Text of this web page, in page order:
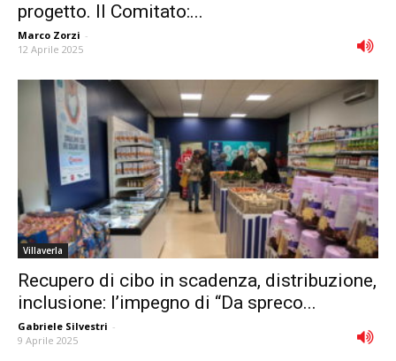
progetto. Il Comitato:...
Marco Zorzi -
12 Aprile 2025
Villaverla
Recupero di cibo in scadenza, distribuzione,
inclusione: l’impegno di “Da spreco...
Gabriele Silvestri -
9 Aprile 2025